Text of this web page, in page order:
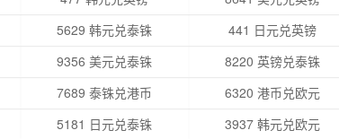
5629 韩元兑泰铢 441 日元兑英镑
9356 美元兑泰铢 8220 英镑兑泰铢
7689 泰铢兑港币 6320 港币兑欧元
5181 日元兑泰铢 3937 韩元兑欧元